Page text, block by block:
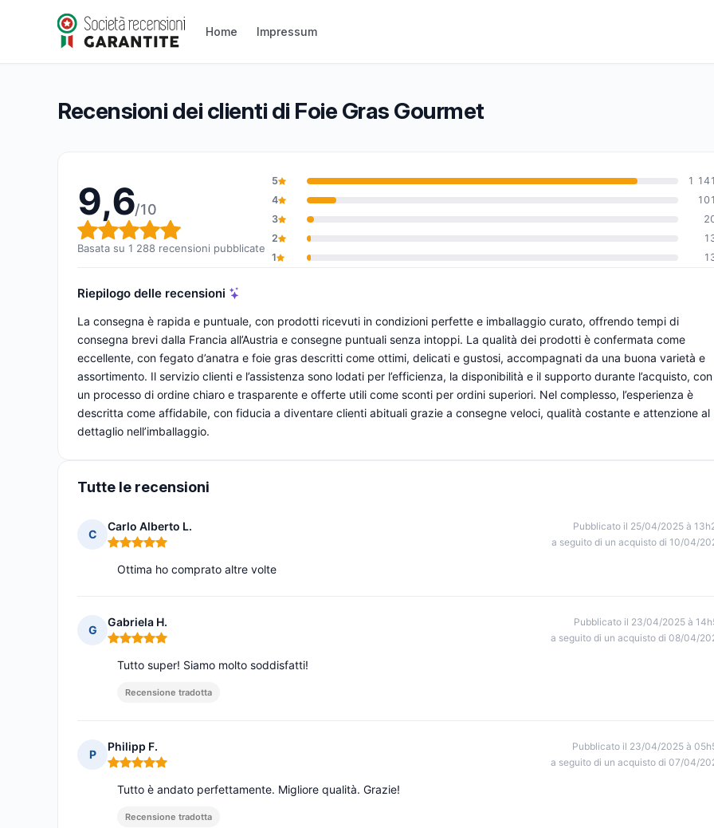
Home Impressum
Foie Gras Gourmet
Valutazione globale: 9,6 su 10
9,6/10(1 288 recensioni)
Recensioni dei clienti di Foie Gras Gourmet
9,6/10
Valutazione globale: 9,6 su 10
Basata su 1 288 recensioni pubblicate
5
1 141
4
101
3
2
1
Riepilogo delle recensioni
La consegna è rapida e puntuale, con prodotti ricevuti in condizioni perfette e imballaggio curato, offrendo tempi di
consegna brevi dalla Francia all’Austria e consegne puntuali senza intoppi. La qualità dei prodotti è confermata come
eccellente, con fegato d’anatra e foie gras descritti come ottimi, delicati e gustosi, accompagnati da una buona varietà e
assortimento. Il servizio clienti e l’assistenza sono lodati per l’efficienza, la disponibilità e il supporto durante l’acquisto, con
un processo di ordine chiaro e trasparente e offerte utili come sconti per ordini superiori. Nel complesso, l’esperienza è
descritta come affidabile, con fiducia a diventare clienti abituali grazie a consegne veloci, qualità costante e attenzione al
dettaglio nell’imballaggio.
Tutte le recensioni
C
Carlo Alberto L.
Nota: 5 su 5
Pubblicato il 25/04/2025 à
a seguito di un acquisto di 10/04/
Ottima ho comprato altre volte
G
Gabriela H.
Nota: 5 su 5
Pubblicato il 23/04/2025 à
a seguito di un acquisto di 08/04/
Tutto super! Siamo molto soddisfatti!
Recensione tradotta
P
Philipp F.
Nota: 5 su 5
Pubblicato il 23/04/2025 à
a seguito di un acquisto di 07/04/
Tutto è andato perfettamente. Migliore qualità. Grazie!
Recensione tradotta